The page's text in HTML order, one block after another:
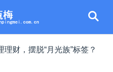
理财，摆脱“月光族”标签？